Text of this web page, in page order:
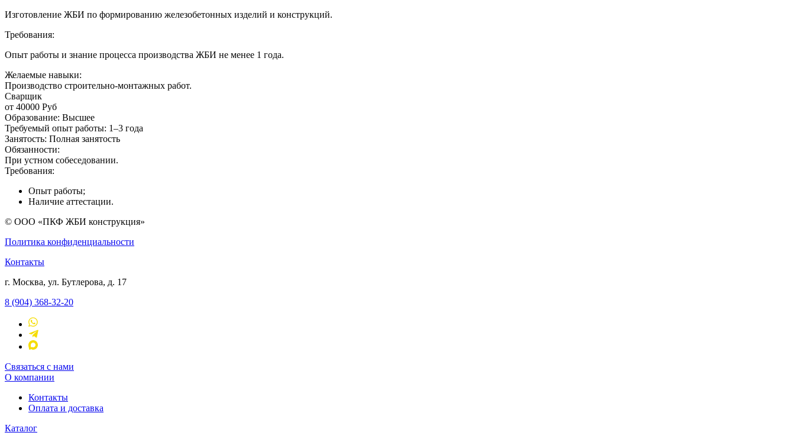
Изготовление ЖБИ по формированию железобетонных изделий и конструкций.
Требования:
Опыт работы и знание процесса производства ЖБИ не менее 1 года.
Желаемые навыки:
Производство строительно-монтажных работ.
Сварщик
от 40000 Руб
Образование: Высшее
Требуемый опыт работы: 1–3 года
Занятость: Полная занятость
Обязанности:
При устном собеседовании.
Требования:
Опыт работы;
Наличие аттестации.
© ООО «ПКФ ЖБИ конструкция»
Политика конфиденциальности
Контакты
г. Москва, ул. Бутлерова, д. 17
8 (904) 368-32-20
Связаться с нами
О компании
Контакты
Оплата и доставка
Каталог